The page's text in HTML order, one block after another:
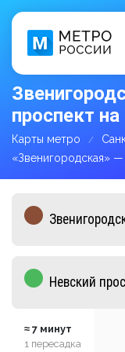
проспект
Карты метро
«Звенигородская»
≈ 7 минут
1 пересадка